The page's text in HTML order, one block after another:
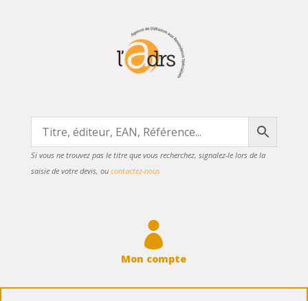
Si vous ne trouvez pas le titre que vous recherchez, signalez-le lors de la
saisie de votre devis, ou contactez-nous

Mon compte